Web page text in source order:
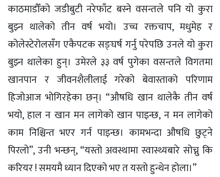
काठमाडौँको जडीबुटी नरेफाँट बस्ने वसन्तले पनि यो कुरा
बुझ्न थालेको तीन वर्ष भयो। उच्च रक्तचाप, मधुमेह र
कोलेस्टेरोलसँग एकैपटक सङ्घर्ष गर्नु परेपछि उनले यो कुरा
बुझ्न थालेका हुन्। उमेरले ३३ वर्ष पुगेका वसन्तले विगतमा
खानपान र जीवनशैलीलाई गरेको बेवास्ताको परिणाम
हिजोआज भोगिरहेका छन्। “औषधि खान थालेकै तीन वर्ष
भयो, हाल न खान मन लागेको खान पाइन्छ, न मन लागेको
काम निश्चिन्त भएर गर्न पाइन्छ। कामभन्दा औषधि छुट्ने
पिरलो”, उनी भन्छन्, “यस्तो अवस्थामा स्वास्थ्यबारे सोच्नु कि
करियर ! समयमै ध्यान दिएको भए त यस्तो हुन्थेन होला।”